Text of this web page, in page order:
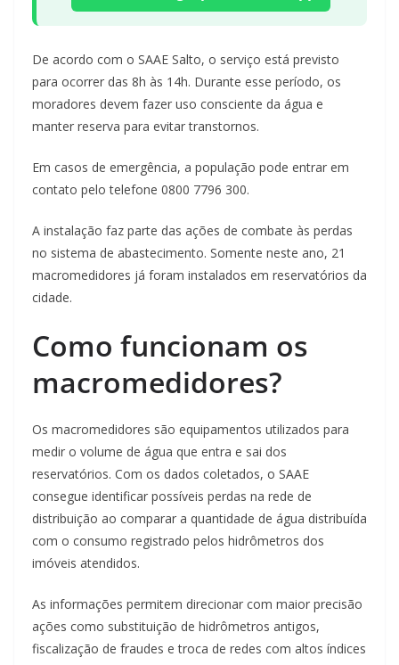
De acordo com o SAAE Salto, o serviço está previsto
para ocorrer das 8h às 14h. Durante esse período, os
moradores devem fazer uso consciente da água e
manter reserva para evitar transtornos.
Em casos de emergência, a população pode entrar em
contato pelo telefone 0800 7796 300.
A instalação faz parte das ações de combate às perdas
no sistema de abastecimento. Somente neste ano, 21
macromedidores já foram instalados em reservatórios da
cidade.
Como funcionam os
macromedidores?
Os macromedidores são equipamentos utilizados para
medir o volume de água que entra e sai dos
reservatórios. Com os dados coletados, o SAAE
consegue identificar possíveis perdas na rede de
distribuição ao comparar a quantidade de água distribuída
com o consumo registrado pelos hidrômetros dos
imóveis atendidos.
As informações permitem direcionar com maior precisão
ações como substituição de hidrômetros antigos,
fiscalização de fraudes e troca de redes com altos índices